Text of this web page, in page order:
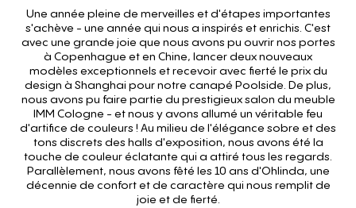
Une année pleine de merveilles et d'étapes importantes
s'achève - une année qui nous a inspirés et enrichis. C'est
avec une grande joie que nous avons pu ouvrir nos portes
à Copenhague et en Chine, lancer deux nouveaux
modèles exceptionnels et recevoir avec fierté le prix du
design à Shanghai pour notre canapé Poolside. De plus,
nous avons pu faire partie du prestigieux salon du meuble
IMM Cologne - et nous y avons allumé un véritable feu
d'artifice de couleurs ! Au milieu de l'élégance sobre et des
tons discrets des halls d'exposition, nous avons été la
touche de couleur éclatante qui a attiré tous les regards.
Parallèlement, nous avons fêté les 10 ans d'Ohlinda, une
décennie de confort et de caractère qui nous remplit de
joie et de fierté.